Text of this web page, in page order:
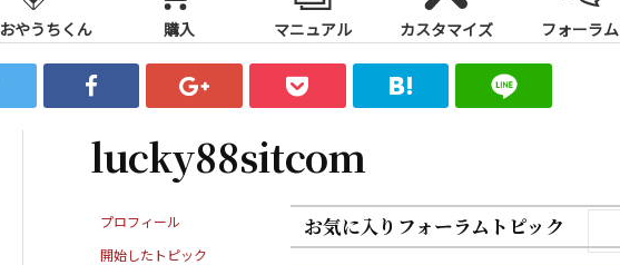
おやうちくん 購入 マニュアル カスタマイズ フォーラム
lucky88sitcom
プロフィール
開始したトピック
お気に入りフォーラムトピック